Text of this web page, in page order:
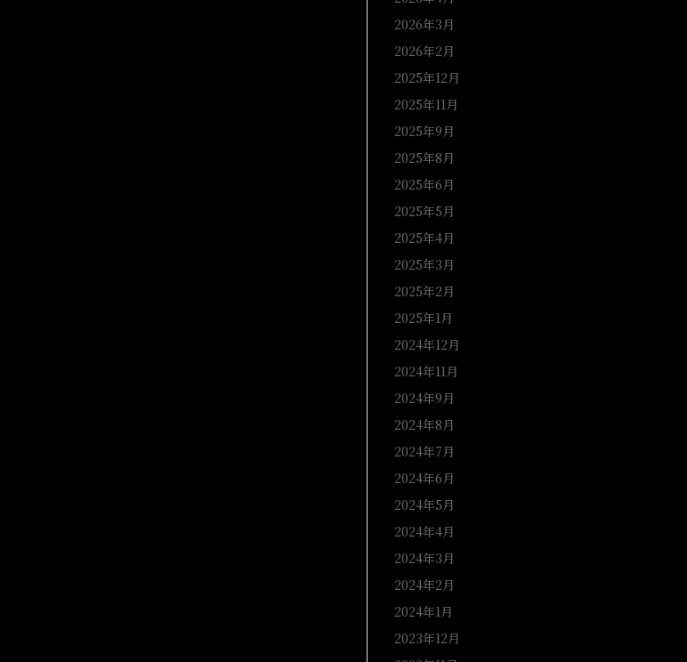
2026年3月
2026年2月
2025年12月
2025年11月
2025年9月
2025年8月
2025年6月
2025年5月
2025年4月
2025年3月
2025年2月
2025年1月
2024年12月
2024年11月
2024年9月
2024年8月
2024年7月
2024年6月
2024年5月
2024年4月
2024年3月
2024年2月
2024年1月
2023年12月